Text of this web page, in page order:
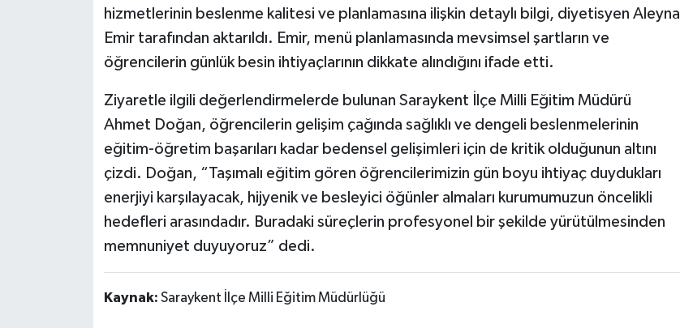
hizmetlerinin beslenme kalitesi ve planlamasına ilişkin detaylı bilgi, diyetisyen Aleyna
Emir tarafından aktarıldı. Emir, menü planlamasında mevsimsel şartların ve
öğrencilerin günlük besin ihtiyaçlarının dikkate alındığını ifade etti.
Ziyaretle ilgili değerlendirmelerde bulunan Saraykent İlçe Milli Eğitim Müdürü
Ahmet Doğan, öğrencilerin gelişim çağında sağlıklı ve dengeli beslenmelerinin
eğitim-öğretim başarıları kadar bedensel gelişimleri için de kritik olduğunun altını
çizdi. Doğan, “Taşımalı eğitim gören öğrencilerimizin gün boyu ihtiyaç duydukları
enerjiyi karşılayacak, hijyenik ve besleyici öğünler almaları kurumumuzun öncelikli
hedefleri arasındadır. Buradaki süreçlerin profesyonel bir şekilde yürütülmesinden
memnuniyet duyuyoruz” dedi.
Kaynak: Saraykent İlçe Milli Eğitim Müdürlüğü